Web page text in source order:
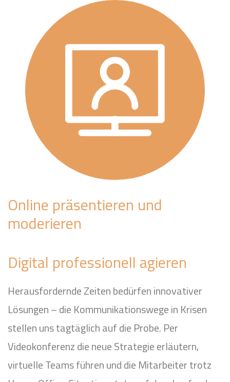
Online präsentieren und
moderieren
Digital professionell agieren
Herausfordernde Zeiten bedürfen innovativer
Lösungen – die Kommunikationswege in Krisen
stellen uns tagtäglich auf die Probe. Per
Videokonferenz die neue Strategie erläutern,
virtuelle Teams führen und die Mitarbeiter trotz